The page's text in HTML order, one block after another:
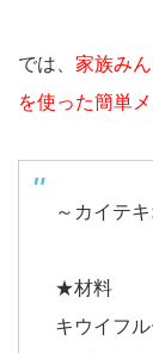
では、 家族み
を使った簡単
～カイテ
★材料
キウイフ